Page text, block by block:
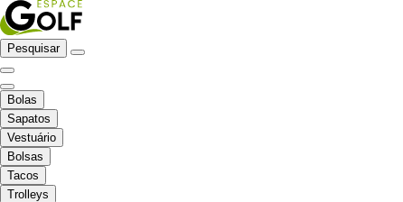
Pesquisar
Bolas
Sapatos
Vestuário
Bolsas
Tacos
Trolleys